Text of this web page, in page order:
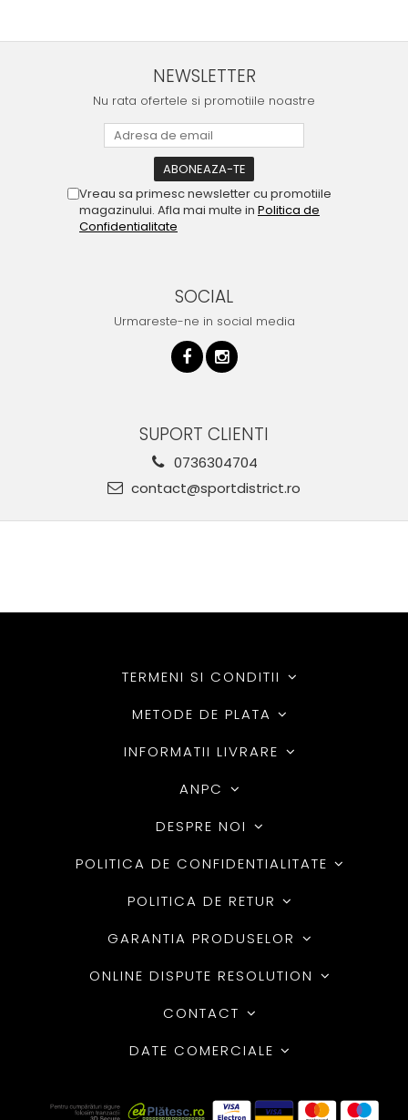
NEWSLETTER
Nu rata ofertele si promotiile noastre
Vreau sa primesc newsletter cu promotiile
magazinului. Afla mai multe in Politica de
Confidentialitate
SOCIAL
Urmareste-ne in social media
SUPORT CLIENTI
0736304704
contact@sportdistrict.ro
TERMENI SI CONDITII
METODE DE PLATA
INFORMATII LIVRARE
ANPC
DESPRE NOI
POLITICA DE CONFIDENTIALITATE
POLITICA DE RETUR
GARANTIA PRODUSELOR
ONLINE DISPUTE RESOLUTION
CONTACT
DATE COMERCIALE